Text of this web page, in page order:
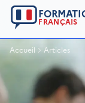
FRANÇAIS
Accueil Articles